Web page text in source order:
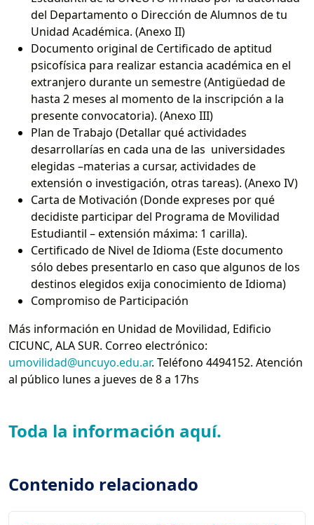
del Departamento o Dirección de Alumnos de tu
Unidad Académica. (Anexo II)
Documento original de Certificado de aptitud
psicofísica para realizar estancia académica en el
extranjero durante un semestre (Antigüedad de
hasta 2 meses al momento de la inscripción a la
presente convocatoria). (Anexo III)
Plan de Trabajo (Detallar qué actividades
desarrollarías en cada una de las universidades
elegidas –materias a cursar, actividades de
extensión o investigación, otras tareas). (Anexo IV)
Carta de Motivación (Donde expreses por qué
decidiste participar del Programa de Movilidad
Estudiantil – extensión máxima: 1 carilla).
Certificado de Nivel de Idioma (Este documento
sólo debes presentarlo en caso que algunos de los
destinos elegidos exija conocimiento de Idioma)
Compromiso de Participación
Más información en Unidad de Movilidad, Edificio
CICUNC, ALA SUR. Correo electrónico:
umovilidad@uncuyo.edu.ar. Teléfono 4494152. Atención
al público lunes a jueves de 8 a 17hs
Toda la información aquí.
Contenido relacionado